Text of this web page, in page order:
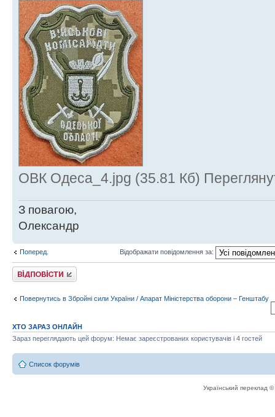
ОВК Одеса_4.jpg (35.81 Кб)
З повагою,
Олександр
Поперед. Відображати повідомлення за:
Відповісти
Повернутись в Збройні сили України / Апарат Міністерства оборони – Генштабу
ХТО ЗАРАЗ ОНЛАЙН
Зараз переглядають цей форум: Немає зареєстрованих користувачів і 4 гостей
Список форумів
Український переклад